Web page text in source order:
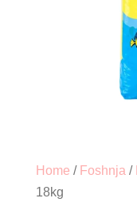
Home / Foshnja /
18kg